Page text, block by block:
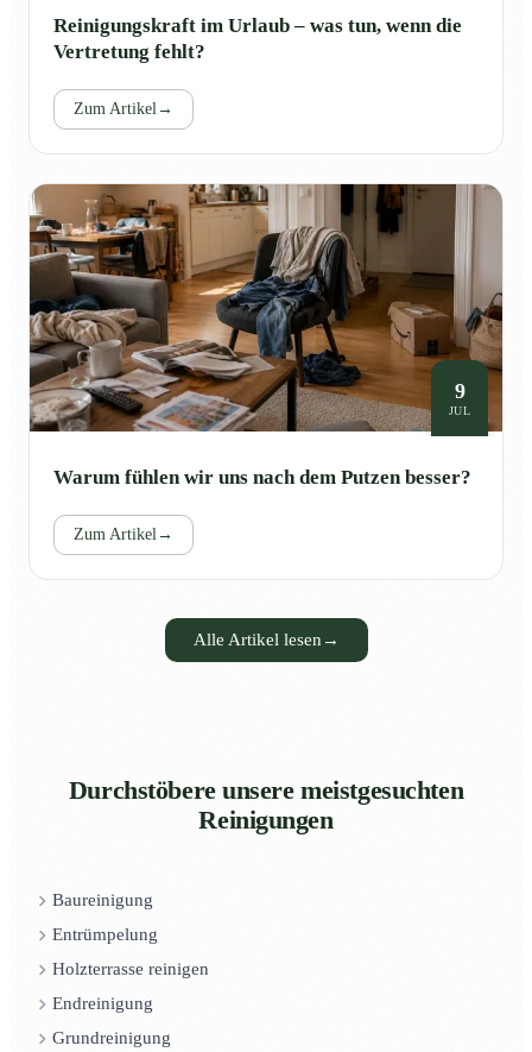
Reinigungskraft im Urlaub – was tun, wenn die
Vertretung fehlt?
Zum Artikel→
9
JUL
Warum fühlen wir uns nach dem Putzen besser?
Zum Artikel→
Alle Artikel lesen →
Durchstöbere unsere meistgesuchten
Reinigungen
Baureinigung
Entrümpelung
Holzterrasse reinigen
Endreinigung
Grundreinigung